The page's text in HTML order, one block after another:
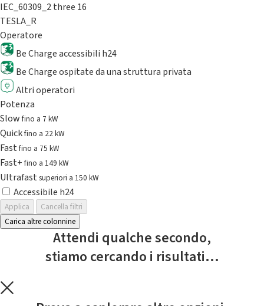
IEC_60309_2 three 16
TESLA_R
Operatore
Be Charge accessibili h24
Be Charge ospitate da una struttura privata
Altri operatori
Potenza
Slowfino a 7 kW
Quickfino a 22 kW
Fastfino a 75 kW
Fast+fino a 149 kW
Ultrafast superiori a 150 kW
Accessibile h24
Applica
Cancella filtri
Carica altre colonnine
Attendi qualche secondo,
stiamo cercando i risultati...